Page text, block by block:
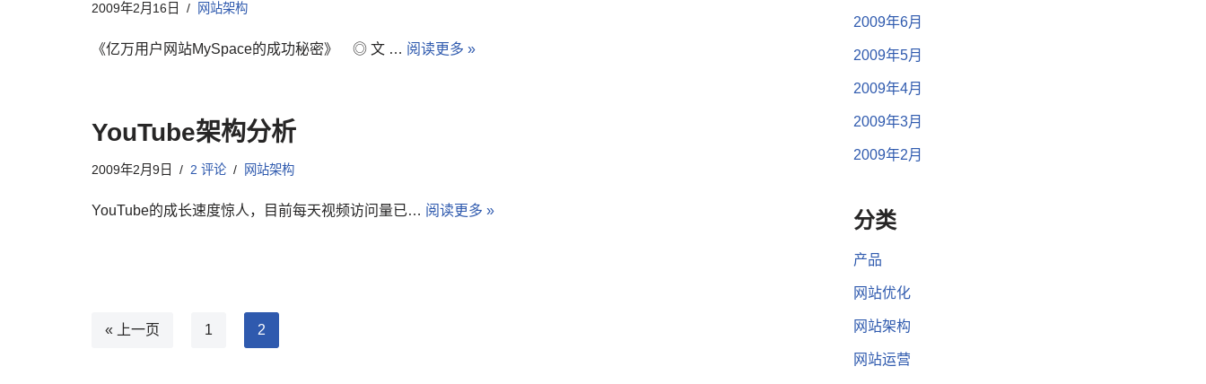
2009年2月16日 网站架构
《亿万用户网站MySpace的成功秘密》 ◎ 文 … 阅读更多 »
YouTube架构分析
2009年2月9日 2 评论 网站架构
YouTube的成长速度惊人，目前每天视频访问量已… 阅读更多 »
« 上一页 1 2
2009年6月
2009年5月
2009年4月
2009年3月
2009年2月
分类
产品
网站优化
网站架构
网站运营